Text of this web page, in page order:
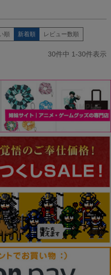
順 新着順 レビュー数順
30件中 1-30件表示